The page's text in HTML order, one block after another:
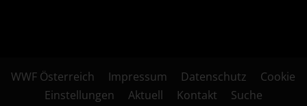
WWF Österreich Impressum Datenschutz
Cookie
Einstellungen
Aktuell Kontakt Suche